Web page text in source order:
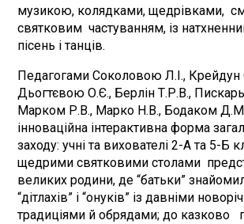
музикою, колядками, щедрівками,
святковим частуванням, із
пісень і танців.
Педагогами Соколовою Л.І., Крейдун
Дьогтєвою О.Є., Берлін Т.Р.В.,
Марком Р.В., Марко Н.В., Бодаком
інноваційна інтерактивна форма
заходу: учні та вихователі 2-А та 5-Б
щедрими святковими столами
великих родини, де “батьки”
“дітлахів” і “онуків” із давніми
традиціями й обрядами; до казково